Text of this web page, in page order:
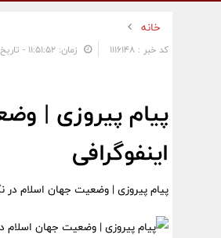
خانه
کد خبر : 1116148 زمان: ۱۱:۵۱:۵۲ - تاریخ: ۱۴۰۴/۰۴/۱۶
پیام پیروزی |
اینفوگرافی
پیام پیروزی | وضعیت جهان اسلام در